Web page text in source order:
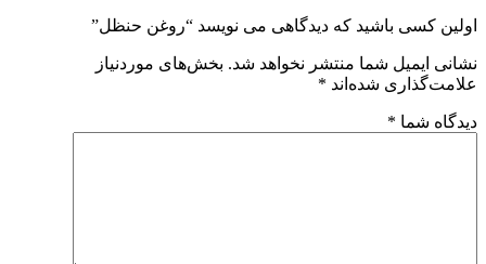
اولین کسی باشید که دیدگاهی می نویسد “روغن حنظل”
نشانی ایمیل شما منتشر نخواهد شد. بخش‌های موردنیاز
علامت‌گذاری شده‌اند *
دیدگاه شما *